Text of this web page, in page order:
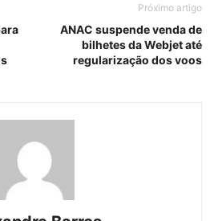
Próximo artigo
ANAC suspende venda de
bilhetes da Webjet até
regularização dos voos